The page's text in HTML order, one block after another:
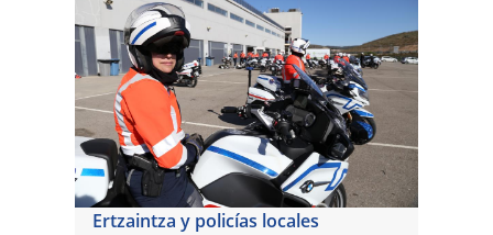
Ertzaintza y policías locales